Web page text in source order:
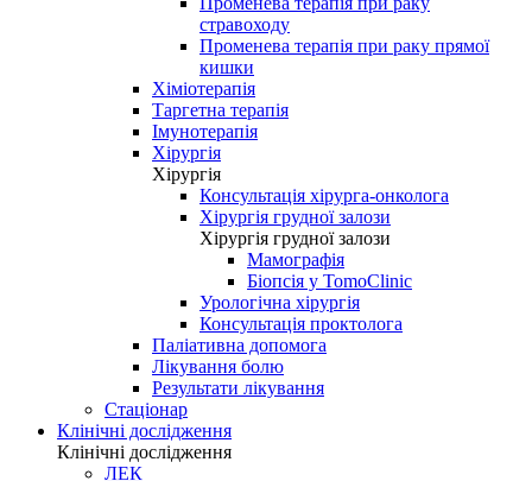
стравоходу
Променева терапія при раку прямої
кишки
Хіміотерапія
Таргетна терапія
Імунотерапія
Хірургія
Хірургія
Консультація хірурга-онколога
Хірургія грудної залози
Хірургія грудної залози
Мамографія
Біопсія у TomoClinic
Урологічна хірургія
Консультація проктолога
Паліативна допомога
Лікування болю
Результати лікування
Стаціонар
Клінічні дослідження
Клінічні дослідження
ЛЕК